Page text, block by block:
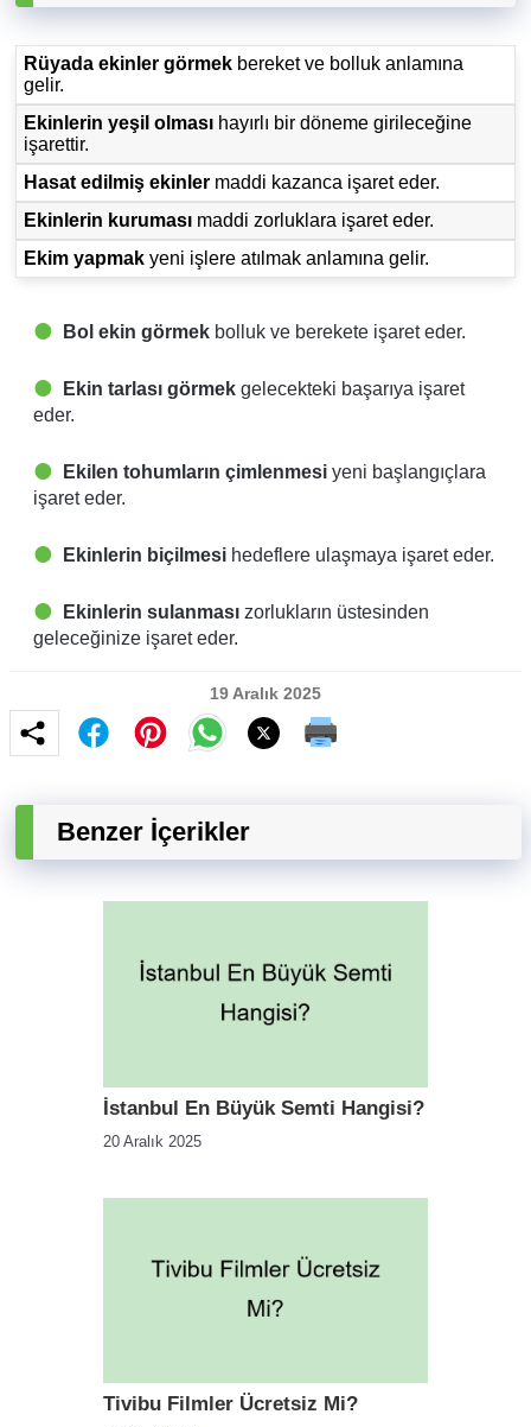
Rüyada ekinler görmek bereket ve bolluk anlamına
gelir.
Ekinlerin yeşil olması hayırlı bir döneme girileceğine
işarettir.
Hasat edilmiş ekinler maddi kazanca işaret eder.
Ekinlerin kuruması maddi zorluklara işaret eder.
Ekim yapmak yeni işlere atılmak anlamına gelir.
Bol ekin görmek bolluk ve berekete işaret eder.
Ekin tarlası görmek gelecekteki başarıya işaret
eder.
Ekilen tohumların çimlenmesi yeni başlangıçlara
işaret eder.
Ekinlerin biçilmesi hedeflere ulaşmaya işaret eder.
Ekinlerin sulanması zorlukların üstesinden
geleceğinize işaret eder.
19 Aralık 2025
Benzer İçerikler
İstanbul En Büyük Semti Hangisi?
20 Aralık 2025
Tivibu Filmler Ücretsiz Mi?